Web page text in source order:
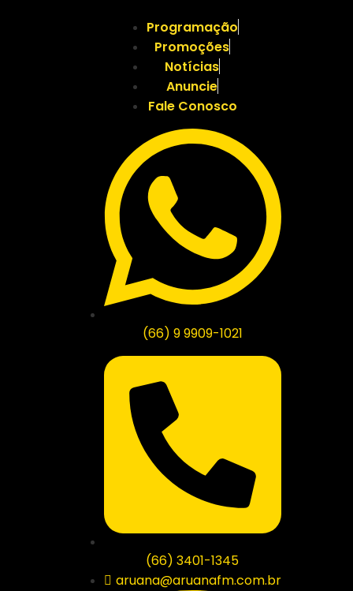
Programação
Promoções
Notícias
Anuncie
Fale Conosco
(66) 9 9909-1021
(66) 3401-1345
aruana@aruanafm.com.br